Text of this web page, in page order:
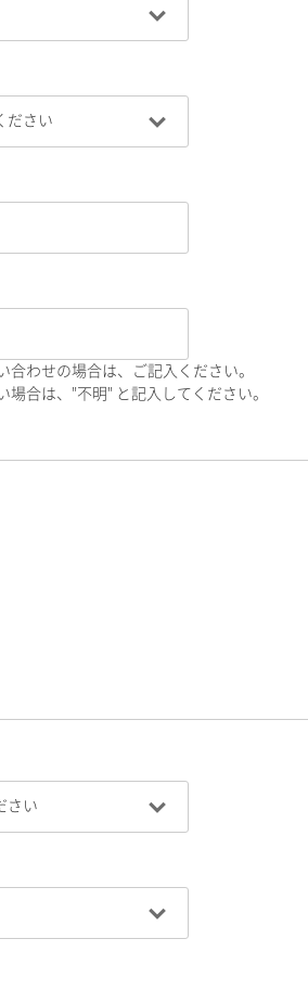
合わせの場合は、ご記入ください。
場合は、"不明" と記入してください。